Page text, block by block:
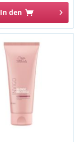
In den